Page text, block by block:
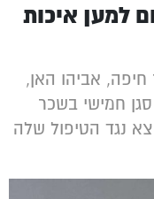
למען איכות
חיפה, אביהו האן,
חמישי בשכר
נגד הטיפול שלה